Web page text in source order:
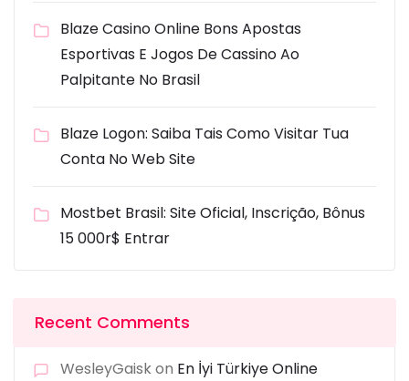
Blaze Casino Online Bons Apostas
Esportivas E Jogos De Cassino Ao
Palpitante No Brasil
Blaze Logon: Saiba Tais Como Visitar Tua
Conta No Web Site
Mostbet Brasil: Site Oficial, Inscrição, Bônus
15 000r$ Entrar
Recent Comments
WesleyGaiskon En İyi Türkiye Online